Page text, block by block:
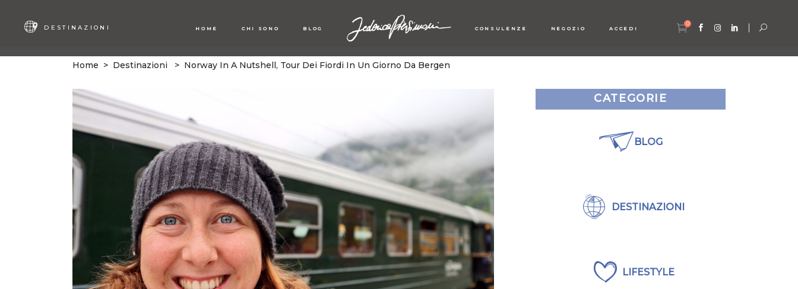
DESTINAZIONI HOME CHI SONO BLOG CONSULENZE NEGOZIO ACCEDI
0
Home > Destinazioni > Norway In A Nutshell, Tour Dei Fiordi In Un Giorno Da Bergen
CATEGORIE
BLOG
DESTINAZIONI
LIFESTYLE